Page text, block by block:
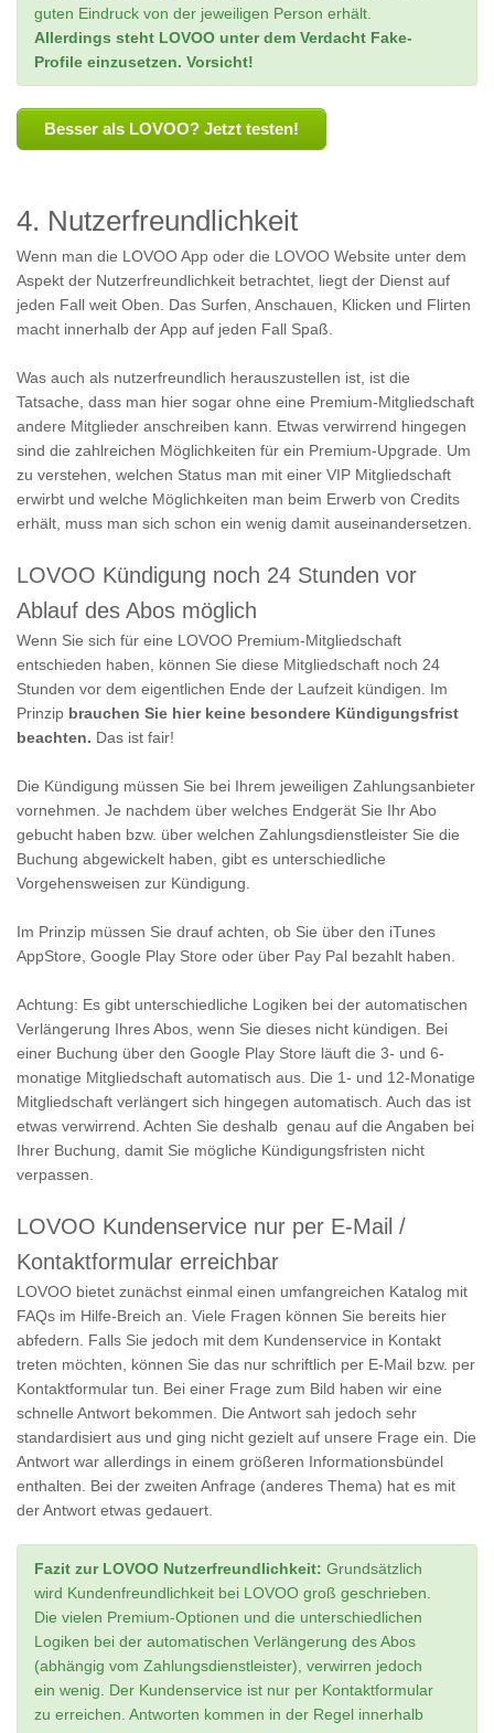
guten Eindruck von der jeweiligen Person erhält.
Allerdings steht LOVOO unter dem Verdacht Fake-
Profile einzusetzen. Vorsicht!
Besser als LOVOO? Jetzt testen!
4. Nutzerfreundlichkeit
Wenn man die LOVOO App oder die LOVOO Website unter dem
Aspekt der Nutzerfreundlichkeit betrachtet, liegt der Dienst auf
jeden Fall weit Oben. Das Surfen, Anschauen, Klicken und Flirten
macht innerhalb der App auf jeden Fall Spaß.
Was auch als nutzerfreundlich herauszustellen ist, ist die
Tatsache, dass man hier sogar ohne eine Premium-Mitgliedschaft
andere Mitglieder anschreiben kann. Etwas verwirrend hingegen
sind die zahlreichen Möglichkeiten für ein Premium-Upgrade. Um
zu verstehen, welchen Status man mit einer VIP Mitgliedschaft
erwirbt und welche Möglichkeiten man beim Erwerb von Credits
erhält, muss man sich schon ein wenig damit auseinandersetzen.
LOVOO Kündigung noch 24 Stunden vor
Ablauf des Abos möglich
Wenn Sie sich für eine LOVOO Premium-Mitgliedschaft
entschieden haben, können Sie diese Mitgliedschaft noch 24
Stunden vor dem eigentlichen Ende der Laufzeit kündigen. Im
Prinzip brauchen Sie hier keine besondere Kündigungsfrist
beachten. Das ist fair!
Die Kündigung müssen Sie bei Ihrem jeweiligen Zahlungsanbieter
vornehmen. Je nachdem über welches Endgerät Sie Ihr Abo
gebucht haben bzw. über welchen Zahlungsdienstleister Sie die
Buchung abgewickelt haben, gibt es unterschiedliche
Vorgehensweisen zur Kündigung.
Im Prinzip müssen Sie drauf achten, ob Sie über den iTunes
AppStore, Google Play Store oder über Pay Pal bezahlt haben.
Achtung: Es gibt unterschiedliche Logiken bei der automatischen
Verlängerung Ihres Abos, wenn Sie dieses nicht kündigen. Bei
einer Buchung über den Google Play Store läuft die 3- und 6-
monatige Mitgliedschaft automatisch aus. Die 1- und 12-Monatige
Mitgliedschaft verlängert sich hingegen automatisch. Auch das ist
etwas verwirrend. Achten Sie deshalb genau auf die Angaben bei
Ihrer Buchung, damit Sie mögliche Kündigungsfristen nicht
verpassen.
LOVOO Kundenservice nur per E-Mail /
Kontaktformular erreichbar
LOVOO bietet zunächst einmal einen umfangreichen Katalog mit
FAQs im Hilfe-Breich an. Viele Fragen können Sie bereits hier
abfedern. Falls Sie jedoch mit dem Kundenservice in Kontakt
treten möchten, können Sie das nur schriftlich per E-Mail bzw. per
Kontaktformular tun. Bei einer Frage zum Bild haben wir eine
schnelle Antwort bekommen. Die Antwort sah jedoch sehr
standardisiert aus und ging nicht gezielt auf unsere Frage ein. Die
Antwort war allerdings in einem größeren Informationsbündel
enthalten. Bei der zweiten Anfrage (anderes Thema) hat es mit
der Antwort etwas gedauert.
Fazit zur LOVOO Nutzerfreundlichkeit: Grundsätzlich
wird Kundenfreundlichkeit bei LOVOO groß geschrieben.
Die vielen Premium-Optionen und die unterschiedlichen
Logiken bei der automatischen Verlängerung des Abos
(abhängig vom Zahlungsdienstleister), verwirren jedoch
ein wenig. Der Kundenservice ist nur per Kontaktformular
zu erreichen. Antworten kommen in der Regel innerhalb